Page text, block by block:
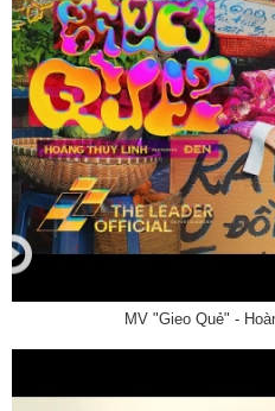
MV "Gieo Quẻ" -